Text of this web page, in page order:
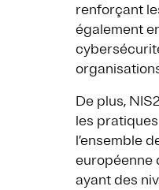
renforçant
également
De plus,
les
l’ensemble
européenne
ayant des